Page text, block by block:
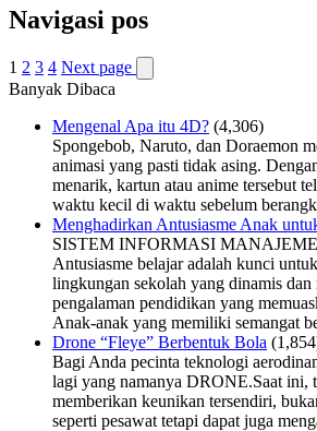
Navigasi pos
1 2 3 4 Next page
Banyak Dibaca
Mengenal Apa itu 4D? (4,306)
Spongebob, Naruto, dan Doraemon
animasi yang pasti tidak asing.
menarik, kartun atau anime tersebut
waktu kecil di waktu sebelum
Menghadirkan Antusiasme Anak
SISTEM INFORMASI
Antusiasme belajar adalah kunci
lingkungan sekolah yang dinamis dan
pengalaman pendidikan yang
Anak-anak yang memiliki semangat
Drone “Fleye” Berbentuk Bola
Bagi Anda pecinta teknologi
lagi yang namanya DRONE.Saat ini,
memberikan keunikan tersendiri,
seperti pesawat tetapi dapat juga